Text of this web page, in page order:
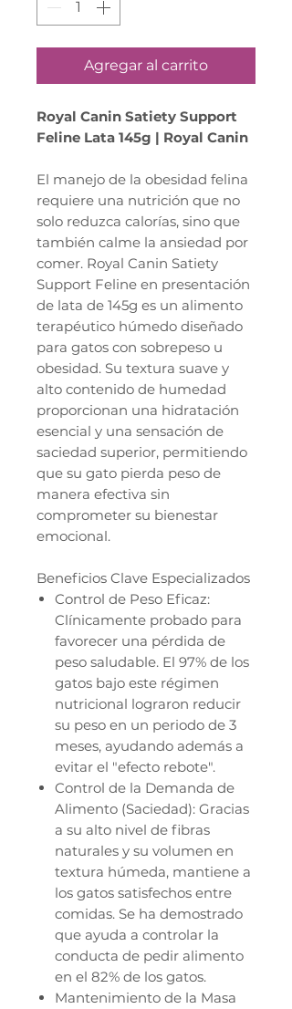
Agregar al carrito
Royal Canin Satiety Support
Feline Lata 145g | Royal Canin
El manejo de la obesidad felina
requiere una nutrición que no
solo reduzca calorías, sino que
también calme la ansiedad por
comer. Royal Canin Satiety
Support Feline en presentación
de lata de 145g es un alimento
terapéutico húmedo diseñado
para gatos con sobrepeso u
obesidad. Su textura suave y
alto contenido de humedad
proporcionan una hidratación
esencial y una sensación de
saciedad superior, permitiendo
que su gato pierda peso de
manera efectiva sin
comprometer su bienestar
emocional.
Beneficios Clave Especializados
Control de Peso Eficaz:
Clínicamente probado para
favorecer una pérdida de
peso saludable. El 97% de los
gatos bajo este régimen
nutricional lograron reducir
su peso en un periodo de 3
meses, ayudando además a
evitar el "efecto rebote".
Control de la Demanda de
Alimento (Saciedad): Gracias
a su alto nivel de fibras
naturales y su volumen en
textura húmeda, mantiene a
los gatos satisfechos entre
comidas. Se ha demostrado
que ayuda a controlar la
conducta de pedir alimento
en el 82% de los gatos.
Mantenimiento de la Masa